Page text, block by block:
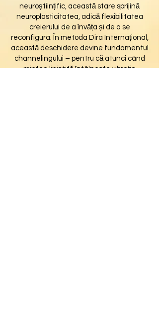
neuroștiințific, această stare sprijină
neuroplasticitatea, adică flexibilitatea
creierului de a învăța și de a se
reconfigura. În metoda Dira Internațional,
această deschidere devine fundamentul
channelingului – pentru că atunci când
mintea liniștită întâlnește vibrația